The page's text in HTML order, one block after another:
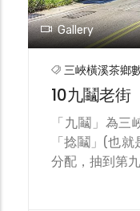
Gallery
三峽橫溪茶鄉
10九鬮老街
「九鬮」為
「捻鬮」(也
分配，抽到第